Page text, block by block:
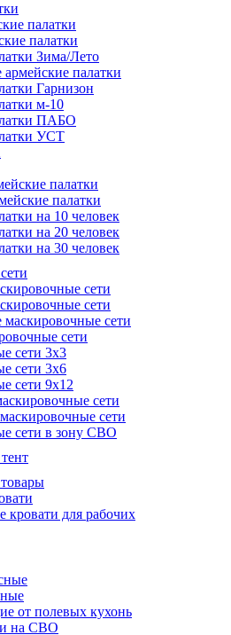
палатки
палатки
Зима/Лето
палатки
Гарнизон
м-10
ПАБО
УСТ
палатки
палатки
на 10 человек
на 20 человек
на 30 человек
сети
сети
сети
сети
сети 3х3
сети 3х6
сети 9х12
сети
сети
сети в зону СВО
кровати для рабочих
от полевых кухонь
на СВО